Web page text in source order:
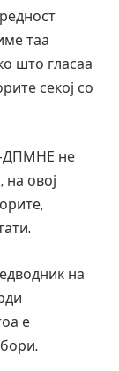
таа
што гласаа
секој со
ДПМНЕ не
овој
на
е